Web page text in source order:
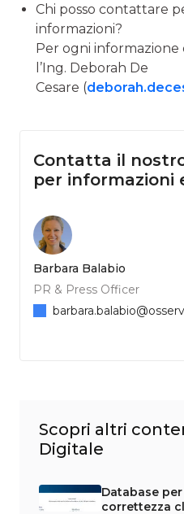
Chi posso contattare
informazioni?
Per ogni
l’Ing. Deborah De
Cesare (
Contatta il
per informazioni
Barbara Balabio
PR & Press Officer
Scopri altri
Digitale
Database
correttezza